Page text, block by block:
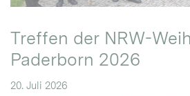
Treffen der NRW-
Paderborn 2026
20. Juli 2026